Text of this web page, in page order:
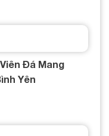
Đá Mang
Yên